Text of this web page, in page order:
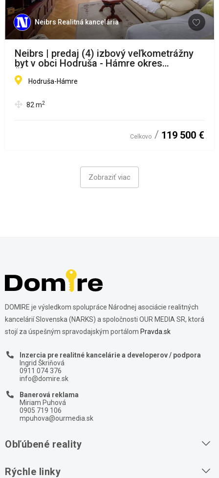
Neibrs Realitná kancelária
Neibrs | predaj (4) izbový veľkometrážny
byt v obci Hodruša - Hámre okres
Žarnovica
Hodruša-Hámre
82 m2
Celkovo 119 500 €
Zobraziť viac
DOMIRE je výsledkom spolupráce Národnej asociácie realitných
kancelárií Slovenska (NARKS) a spoločnosti OUR MEDIA SR, ktorá
stojí za úspešným spravodajským portálom Pravda.sk
Inzercia pre realitné kancelárie a developerov / podpora
Ingrid Škriňová
0911 074 376
info@domire.sk
Banerová reklama
Miriam Puhová
0905 719 106
mpuhova@ourmedia.sk
Obľúbené reality
Rýchle linky